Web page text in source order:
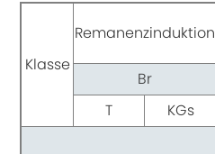
Klasse
Remanenzinduktion
Br
T
KGs